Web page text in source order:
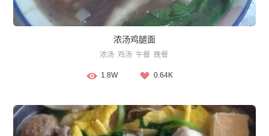
浓汤鸡腿面
浓汤 鸡汤 午餐 晚餐
1.8W 0.64K